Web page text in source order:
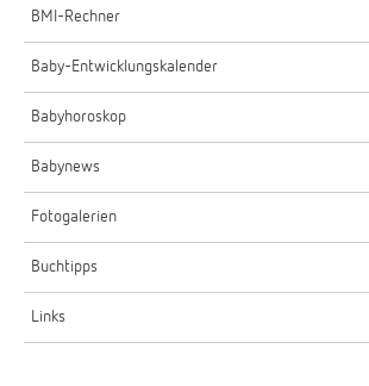
BMI-Rechner
Baby-Entwicklungskalender
Babyhoroskop
Babynews
Fotogalerien
Buchtipps
Links